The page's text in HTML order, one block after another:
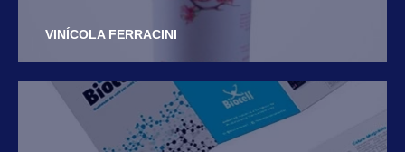
VINÍCOLA FERRACINI